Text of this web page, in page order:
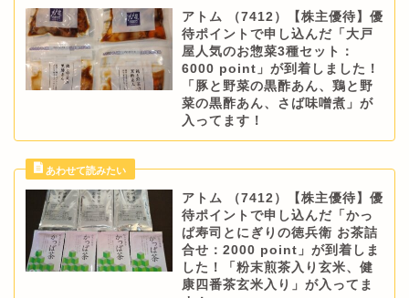
アトム （7412）【株主優待】優
待ポイントで申し込んだ「大戸
屋人気のお惣菜3種セット：
6000 point」が到着しました！
「豚と野菜の黒酢あん、鶏と野
菜の黒酢あん、さば味噌煮」が
入ってます！
アトム （7412）【株主優待】優
待ポイントで申し込んだ「かっ
ぱ寿司とにぎりの徳兵衛 お茶詰
合せ：2000 point」が到着しま
した！「粉末煎茶入り玄米、健
康四番茶玄米入り」が入ってま